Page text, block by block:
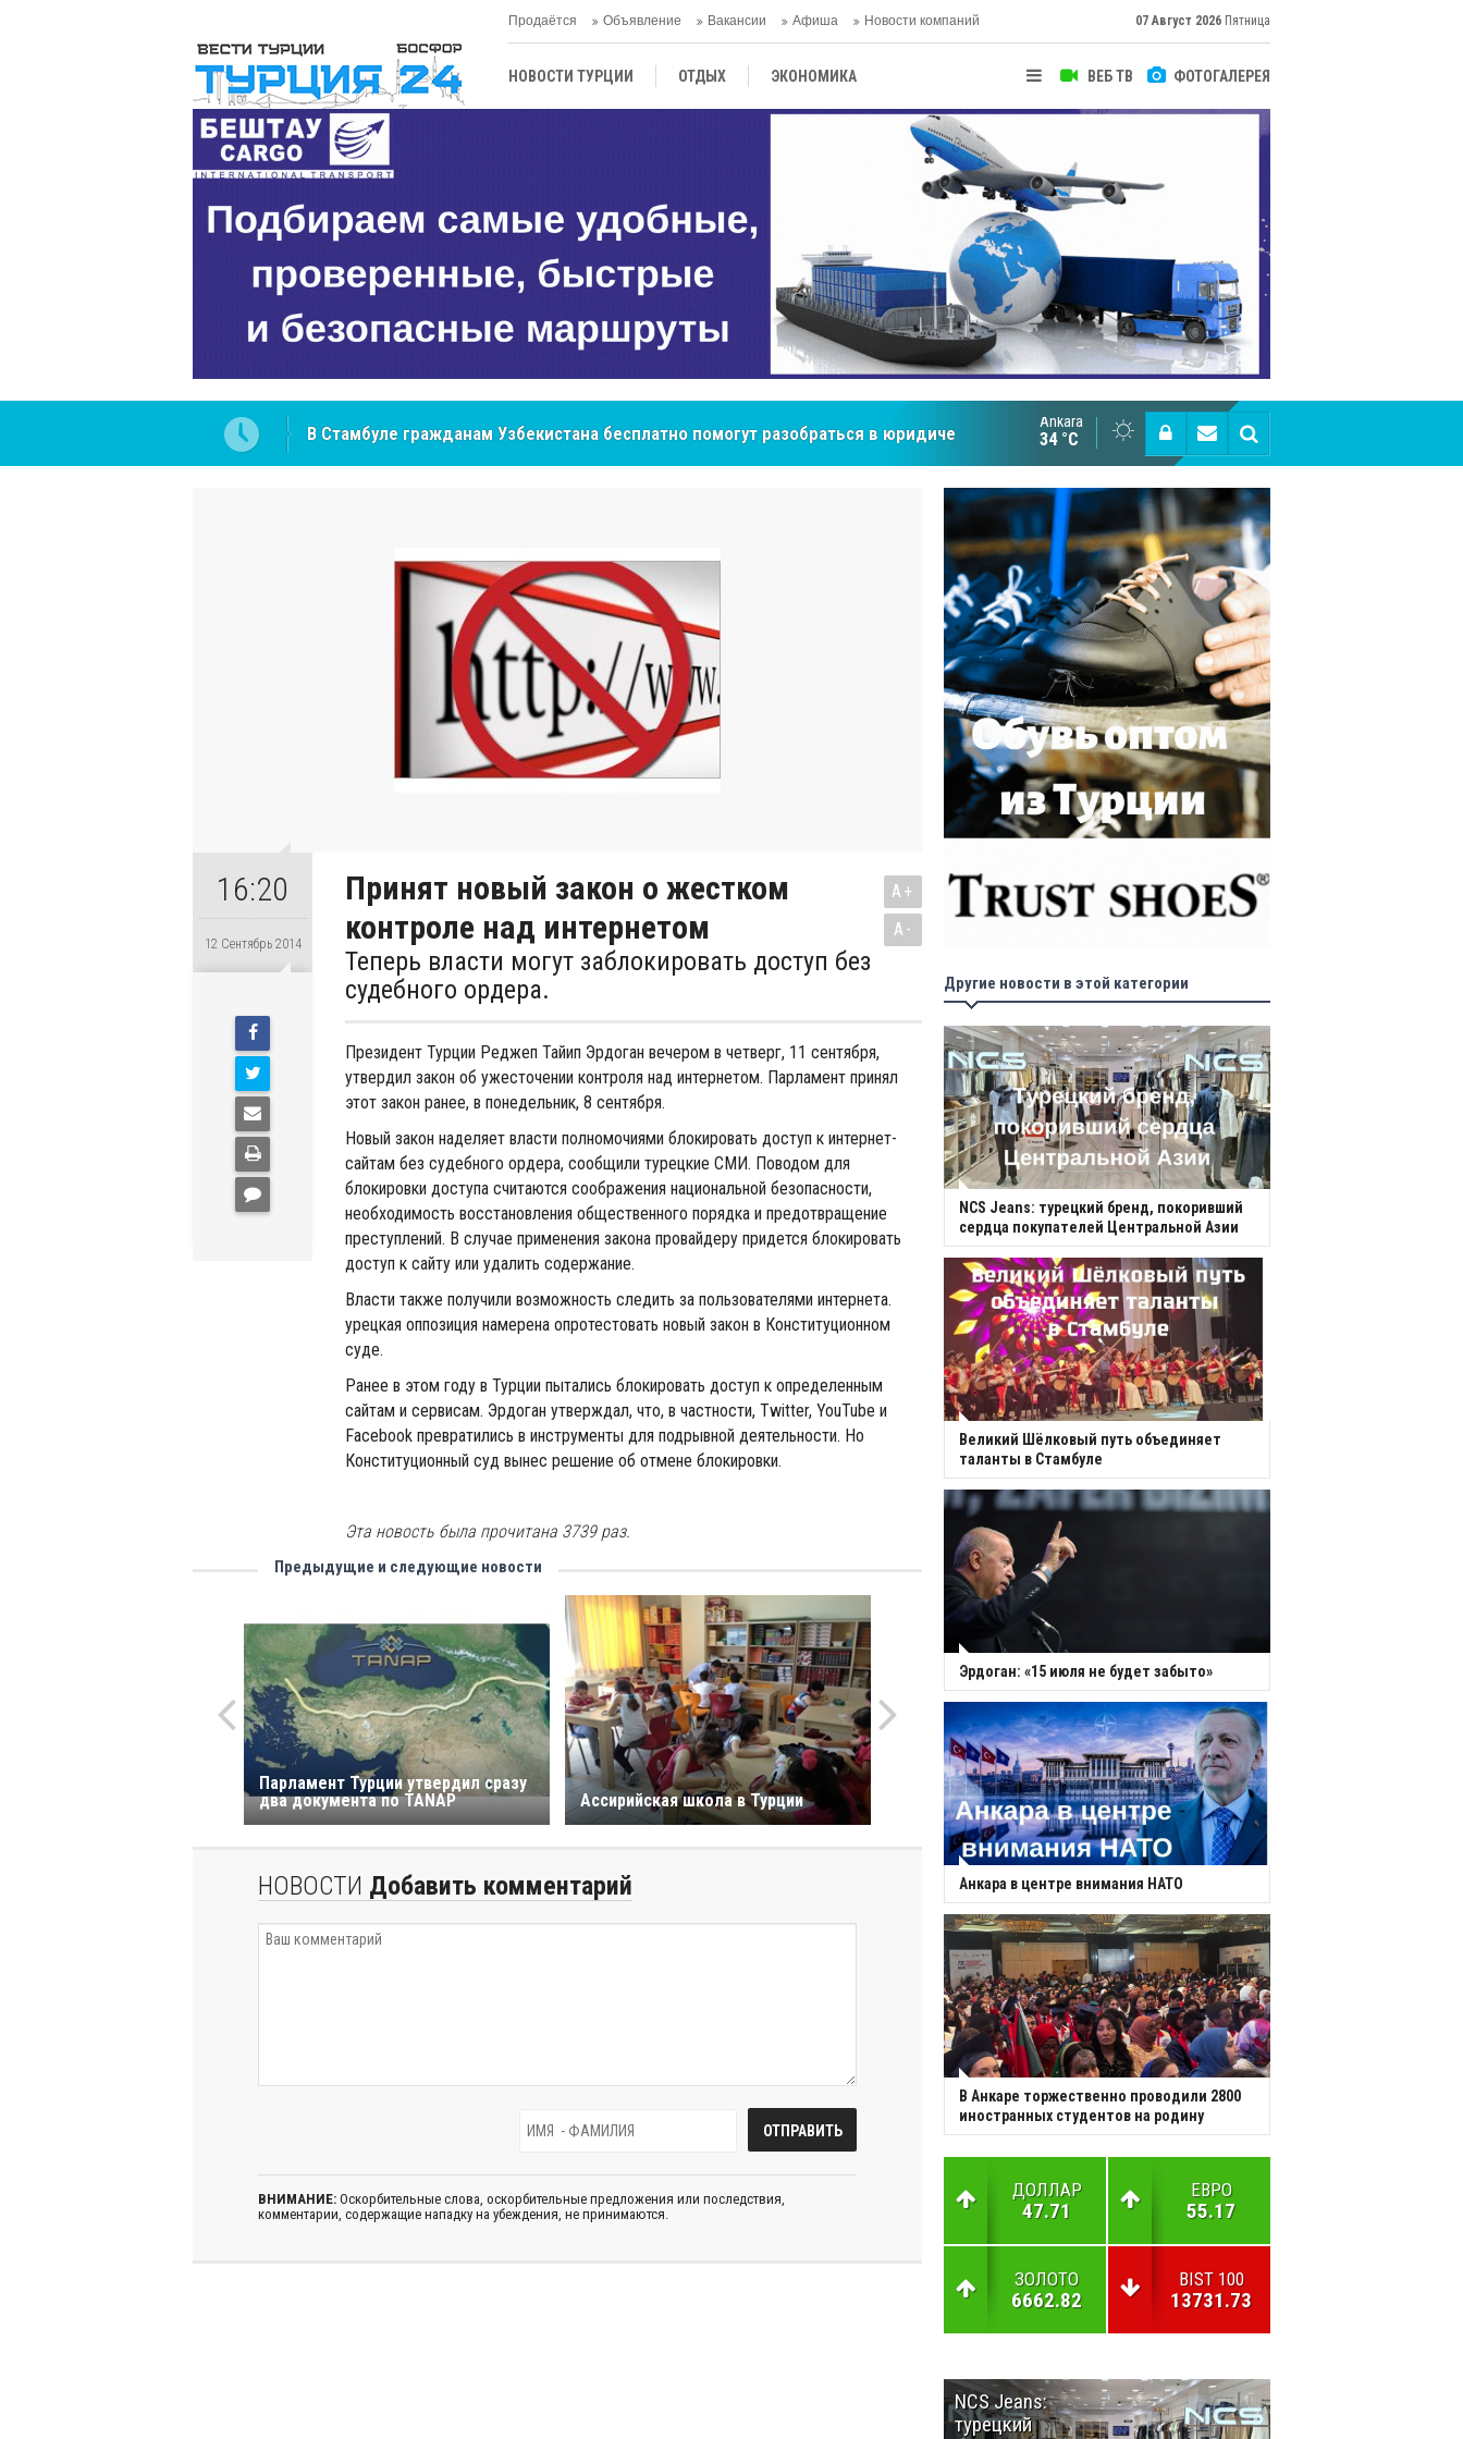
Продаётся Объявление Вакансии Афиша Новости компаний 07 Август 2026 Пятница
ВЕБ ТВ ФОТОГАЛЕРЕЯ
НОВОСТИ ТУРЦИИ ОТДЫХ ЭКОНОМИКА
ЦЕНТРАЛЬНАЯ АЗИЯ
В Стамбуле гражданам Узбекистана бесплатно помогут разобраться в юридических
вопросах
NCS Jeans: турецкий бренд, покоривший сердца покупателей Центральной Азии
Cottonhill покоряет мировые рынки
Ankara
34 °C
16:20
12 Сентябрь 2014
Принят новый закон о жестком
контроле над интернетом
Теперь власти могут заблокировать доступ без
судебного ордера.
A+
A-
Президент Турции Реджеп Тайип Эрдоган вечером в четверг, 11 сентября,
утвердил закон об ужесточении контроля над интернетом. Парламент принял
этот закон ранее, в понедельник, 8 сентября.
Новый закон наделяет власти полномочиями блокировать доступ к интернет-
сайтам без судебного ордера, сообщили турецкие СМИ. Поводом для
блокировки доступа считаются соображения национальной безопасности,
необходимость восстановления общественного порядка и предотвращение
преступлений. В случае применения закона провайдеру придется блокировать
доступ к сайту или удалить содержание.
Власти также получили возможность следить за пользователями интернета.
урецкая оппозиция намерена опротестовать новый закон в Конституционном
суде.
Ранее в этом году в Турции пытались блокировать доступ к определенным
сайтам и сервисам. Эрдоган утверждал, что, в частности, Twitter, YouTube и
Facebook превратились в инструменты для подрывной деятельности. Но
Конституционный суд вынес решение об отмене блокировки.
Эта новость была прочитана 3739 раз.
Предыдущие и следующие новости
Парламент Турции утвердил сразу
два документа по TANAP
Ассирийская школа в Турции
НОВОСТИ Добавить комментарий
ВНИМАНИЕ: Оскорбительные слова, оскорбительные предложения или последствия,
комментарии, содержащие нападку на убеждения, не принимаются.
Другие новости в этой категории
NCS Jeans: турецкий бренд, покоривший
сердца покупателей Центральной Азии
Великий Шёлковый путь объединяет
таланты в Стамбуле
Эрдоган: «15 июля не будет забыто»
Анкара в центре внимания НАТО
В Анкаре торжественно проводили 2800
иностранных студентов на родину
ДОЛЛАР
47.71
ЕВРО
55.17
ЗОЛОТО
6662.82
BIST 100
13731.73
NCS Jeans:
турецкий